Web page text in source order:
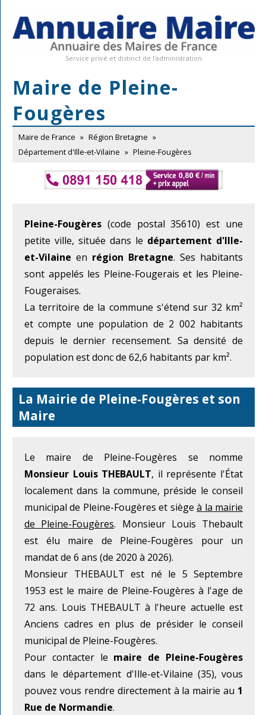
Service privé et distinct de l'administration
Maire de Pleine-
Fougères
Maire de France » Région Bretagne »
Département d'Ille-et-Vilaine » Pleine-Fougères
Pleine-Fougères (code postal 35610) est une
petite ville, située dans le département d'Ille-
et-Vilaine en région Bretagne. Ses habitants
sont appelés les Pleine-Fougerais et les Pleine-
Fougeraises.
La territoire de la commune s'étend sur 32 km²
et compte une population de 2 002 habitants
depuis le dernier recensement. Sa densité de
population est donc de 62,6 habitants par km².
La Mairie de Pleine-Fougères et son
Maire
Le maire de Pleine-Fougères se nomme
Monsieur Louis THEBAULT, il représente l'État
localement dans la commune, préside le conseil
municipal de Pleine-Fougères et siègeà la mairie
de Pleine-Fougères. Monsieur Louis Thebault
est élu maire de Pleine-Fougères pour un
mandat de 6 ans (de 2020 à 2026).
Monsieur THEBAULT est né le 5 Septembre
1953 est le maire de Pleine-Fougères à l'age de
72 ans. Louis THEBAULT à l'heure actuelle est
Anciens cadres en plus de présider le conseil
municipal de Pleine-Fougères.
Pour contacter le maire de Pleine-Fougères
dans le département d'Ille-et-Vilaine (35), vous
pouvez vous rendre directement à la mairie au 1
Rue de Normandie.